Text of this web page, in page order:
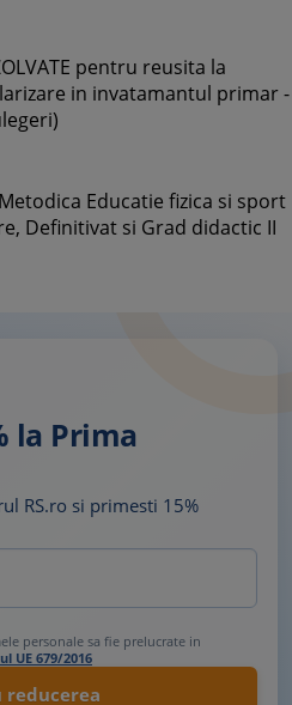
pentru reusita la
in invatamantul primar -
Educatie fizica si sport
Definitivat si Grad didactic II
la Prima
RS.ro si primesti 15%
personale sa fie prelucrate in
UE 679/2016